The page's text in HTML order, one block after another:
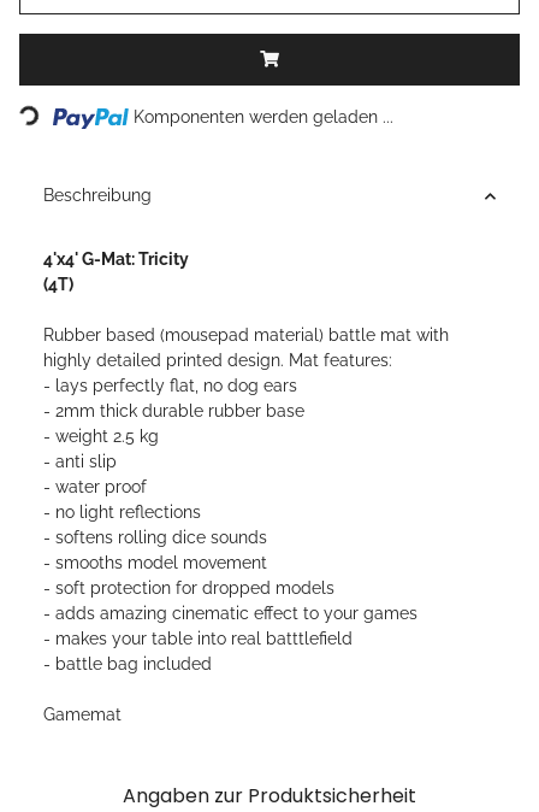
Loading... Komponenten werden geladen ...
Beschreibung
4'x4' G-Mat: Tricity
(4T)
Rubber based (mousepad material) battle mat with
highly detailed printed design. Mat features:
- lays perfectly flat, no dog ears
- 2mm thick durable rubber base
- weight 2.5 kg
- anti slip
- water proof
- no light reflections
- softens rolling dice sounds
- smooths model movement
- soft protection for dropped models
- adds amazing cinematic effect to your games
- makes your table into real batttlefield
- battle bag included
Gamemat
Angaben zur Produktsicherheit